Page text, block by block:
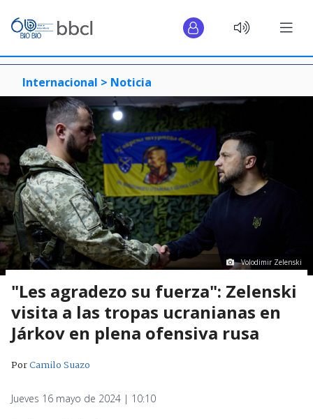
Internacional > Noticia
Volodimir Zelenski
"Les agradezo su fuerza": Zelenski
visita a las tropas ucranianas en
Járkov en plena ofensiva rusa
PorCamilo Suazo
Jueves 16 mayo de 2024 | 10:10